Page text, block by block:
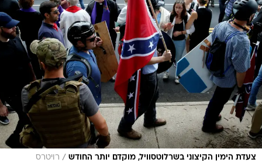
צעדת הימין הקיצוני בשרלוטסוויל, מוקדם יותר החודש / רויטרס